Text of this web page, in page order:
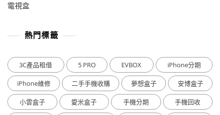
電視盒
熱門標籤
3C產品租借 5 PRO EVBOX iPhone分期
iPhone維修 二手手機收購 夢想盒子 安博盒子
小雲盒子 愛米盒子 手機分期 手機回收